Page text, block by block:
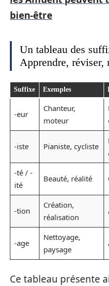
bien-être
Un tableau des
Apprendre, réviser,
Suffixe Exemples
-eur
Chanteur,
moteur
-iste Pianiste, cycliste
-té / -
ité
Beauté, réalité
-tion
Création,
réalisation
-age
Nettoyage,
paysage
Ce tableau présente